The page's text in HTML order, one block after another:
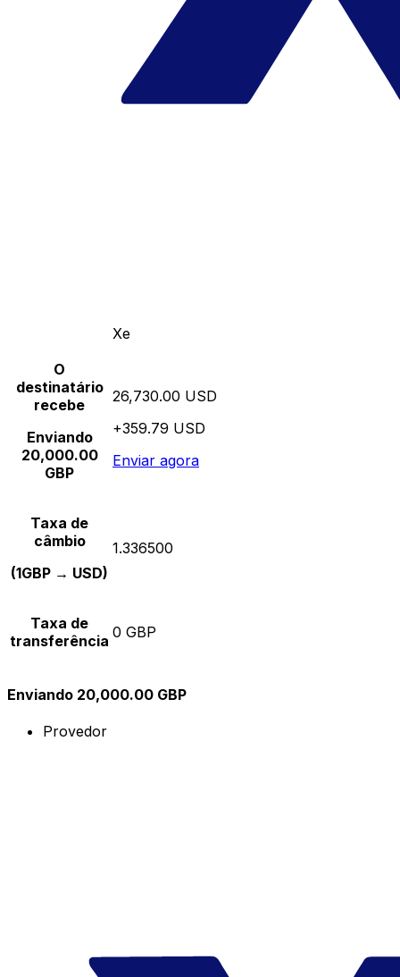
Xe
O
destinatário
recebe
Enviando
20,000.00
GBP
26,730.00 USD
+359.79 USD
Enviar agora
Taxa de
câmbio
(1GBP → USD)
1.336500
Taxa de
transferência 0 GBP
Enviando 20,000.00 GBP
Provedor